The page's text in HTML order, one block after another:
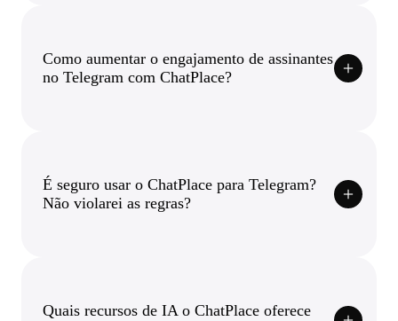
Como aumentar o engajamento de assinantes
no Telegram com ChatPlace?
É seguro usar o ChatPlace para Telegram?
Não violarei as regras?
Quais recursos de IA o ChatPlace oferece